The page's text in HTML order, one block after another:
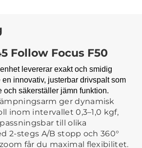
Follow Focus F50
levererar exakt och smidig
innovativ, justerbar drivspalt som
och säkerställer jämn funktion.
ger dynamisk
inom intervallet 0,3–1,0 kgf,
till olika
2-stegs A/B stopp och 360°
får du maximal flexibilitet.